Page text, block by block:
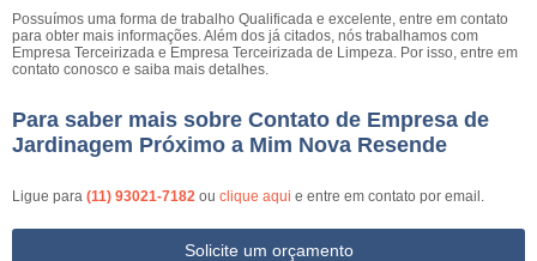
Possuímos uma forma de trabalho Qualificada e excelente, entre em contato
para obter mais informações. Além dos já citados, nós trabalhamos com
Empresa Terceirizada e Empresa Terceirizada de Limpeza. Por isso, entre em
contato conosco e saiba mais detalhes.
Para saber mais sobre Contato de Empresa de
Jardinagem Próximo a Mim Nova Resende
Ligue para (11) 93021-7182 ou clique aqui e entre em contato por email.
Solicite um orçamento